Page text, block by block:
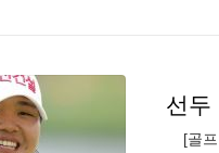
선두
[골프